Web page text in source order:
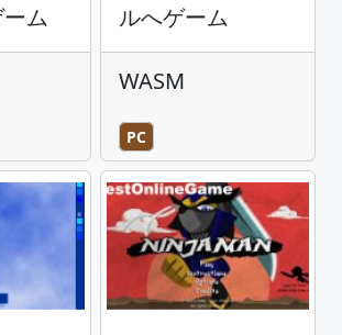
ム
ルへゲーム
WASM
PC